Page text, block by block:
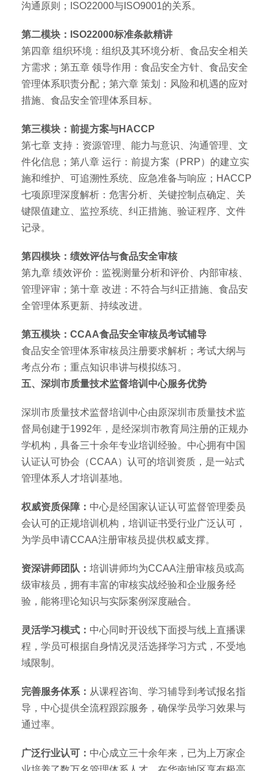
沟通原则；ISO22000与ISO9001的关系。
第二模块：ISO22000标准条款精讲
第四章 组织环境：组织及其环境分析、食品安全相关
方需求；第五章 领导作用：食品安全方针、食品安全
管理体系职责分配；第六章 策划：风险和机遇的应对
措施、食品安全管理体系目标。
第三模块：前提方案与HACCP
第七章 支持：资源管理、能力与意识、沟通管理、文
件化信息；第八章 运行：前提方案（PRP）的建立实
施和维护、可追溯性系统、应急准备与响应；HACCP
七项原理深度解析：危害分析、关键控制点确定、关
键限值建立、监控系统、纠正措施、验证程序、文件
记录。
第四模块：绩效评估与食品安全审核
第九章 绩效评价：监视测量分析和评价、内部审核、
管理评审；第十章 改进：不符合与纠正措施、食品安
全管理体系更新、持续改进。
第五模块：CCAA食品安全审核员考试辅导
食品安全管理体系审核员注册要求解析；考试大纲与
考点分布；重点知识串讲与模拟练习。
五、深圳市质量技术监督培训中心服务优势
深圳市质量技术监督培训中心由原深圳市质量技术监
督局创建于1992年，是经深圳市教育局注册的正规办
学机构，具备三十余年专业培训经验。中心拥有中国
认证认可协会（CCAA）认可的培训资质，是一站式
管理体系人才培训基地。
权威资质保障： 中心是经国家认证认可监督管理委员
会认可的正规培训机构，培训证书受行业广泛认可，
为学员申请CCAA注册审核员提供权威支撑。
资深讲师团队： 培训讲师均为CCAA注册审核员或高
级审核员，拥有丰富的审核实战经验和企业服务经
验，能将理论知识与实际案例深度融合。
灵活学习模式： 中心同时开设线下面授与线上直播课
程，学员可根据自身情况灵活选择学习方式，不受地
域限制。
完善服务体系： 从课程咨询、学习辅导到考试报名指
导，中心提供全流程跟踪服务，确保学员学习效果与
通过率。
广泛行业认可： 中心成立三十余年来，已为上万家企